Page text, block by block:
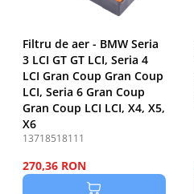
Filtru de aer - BMW Seria
3 LCI GT GT LCI, Seria 4
LCI Gran Coup Gran Coup
LCI, Seria 6 Gran Coup
Gran Coup LCI LCI, X4, X5,
X6
13718518111
270,36 RON